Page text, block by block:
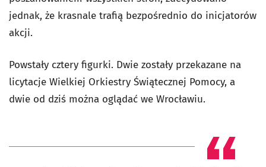
jednak, że krasnale trafią bezpośrednio do inicjatorów
akcji.
Powstały cztery figurki. Dwie zostały przekazane na
licytacje Wielkiej Orkiestry Świątecznej Pomocy, a
dwie od dziś można oglądać we Wrocławiu.